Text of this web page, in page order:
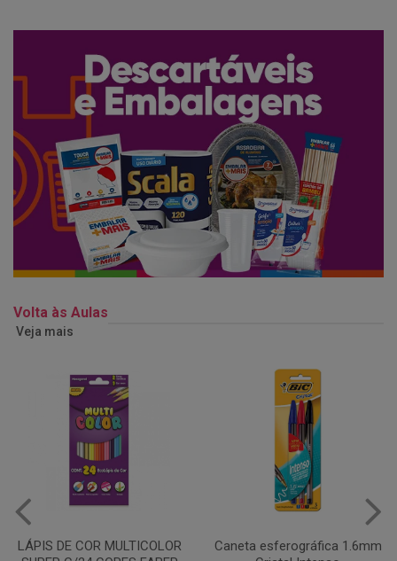
Volta às Aulas
Veja mais
Caneta esferográfica 1.6mm
COLA EM BASTÃO 40G - LEO